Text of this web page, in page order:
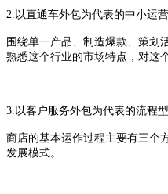
2.以直通车外包为代表的中小运
围绕单一产品、制造爆款、策划
熟悉这个行业的市场特点，对这
3.以客户服务外包为代表的流程
商店的基本运作过程主要有三个
发展模式。